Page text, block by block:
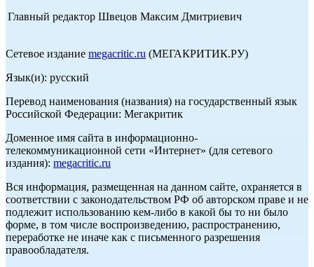
Главный редактор Швецов Максим Дмитриевич
Сетевое издание megacritic.ru (МЕГАКРИТИК.РУ)
Язык(и): русский
Перевод наименования (названия) на государственный язык
Российской Федерации: Мегакритик
Доменное имя сайта в информационно-
телекоммуникационной сети «Интернет» (для сетевого
издания): megacritic.ru
Вся информация, размещенная на данном сайте, охраняется в
соответствии с законодательством РФ об авторском праве и не
подлежит использованию кем-либо в какой бы то ни было
форме, в том числе воспроизведению, распространению,
переработке не иначе как с письменного разрешения
правообладателя.